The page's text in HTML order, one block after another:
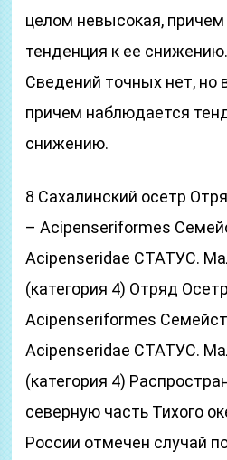
целом невысокая,
тенденция к ее
Сведений точных нет, но
причем наблюдается
снижению.
8 Сахалинский осетр
– Acipenseriformes
Acipenseridae СТАТУС.
(категория 4) Отряд
Acipenseriformes
Acipenseridae СТАТУС.
(категория 4)
северную часть Тихого
России отмечен случай